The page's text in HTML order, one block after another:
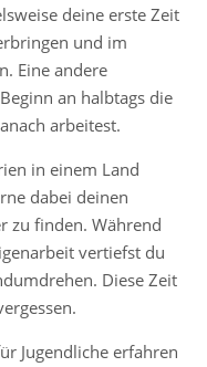
deine erste Zeit
und im
Eine andere
an halbtags die
arbeitest.
in einem Land
dabei deinen
zu finden. Während
vertiefst du
Diese Zeit
Jugendliche erfahren